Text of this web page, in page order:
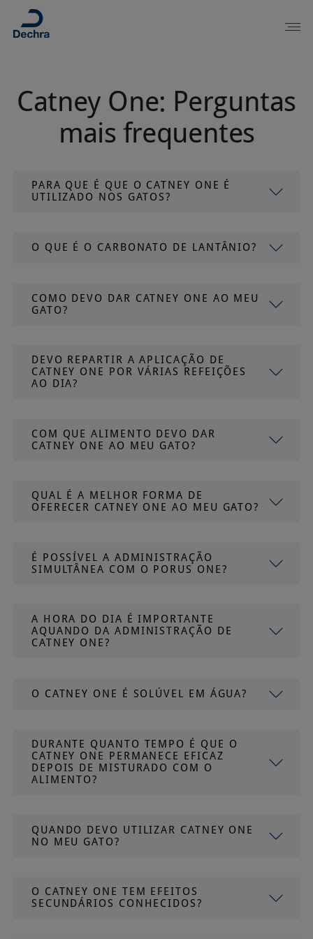
Catney One: Perguntas
mais frequentes
PARA QUE É QUE O CATNEY ONE É
UTILIZADO NOS GATOS?
O QUE É O CARBONATO DE LANTÂNIO?
COMO DEVO DAR CATNEY ONE AO MEU
GATO?
DEVO REPARTIR A APLICAÇÃO DE
CATNEY ONE POR VÁRIAS REFEIÇÕES
AO DIA?
COM QUE ALIMENTO DEVO DAR
CATNEY ONE AO MEU GATO?
QUAL É A MELHOR FORMA DE
OFERECER CATNEY ONE AO MEU GATO?
É POSSÍVEL A ADMINISTRAÇÃO
SIMULTÂNEA COM O PORUS ONE?
A HORA DO DIA É IMPORTANTE
AQUANDO DA ADMINISTRAÇÃO DE
CATNEY ONE?
O CATNEY ONE É SOLÚVEL EM ÁGUA?
DURANTE QUANTO TEMPO É QUE O
CATNEY ONE PERMANECE EFICAZ
DEPOIS DE MISTURADO COM O
ALIMENTO?
QUANDO DEVO UTILIZAR CATNEY ONE
NO MEU GATO?
O CATNEY ONE TEM EFEITOS
SECUNDÁRIOS CONHECIDOS?